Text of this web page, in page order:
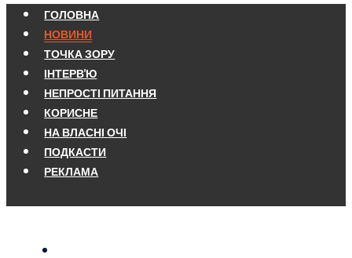
ГОЛОВНА
НОВИНИ
ТОЧКА ЗОРУ
ІНТЕРВ'Ю
НЕПРОСТІ ПИТАННЯ
КОРИСНЕ
НА ВЛАСНІ ОЧІ
ПОДКАСТИ
РЕКЛАМА